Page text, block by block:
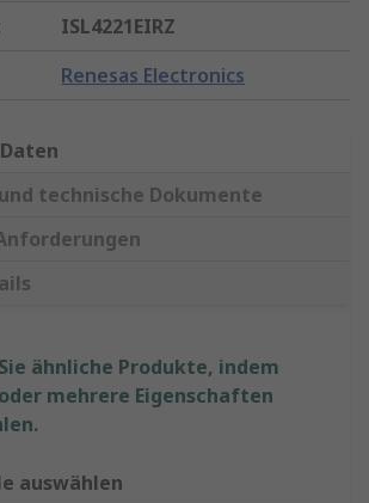
ISL4221EIRZ
Renesas Electronics
technische Dokumente
ähnliche Produkte, indem
mehrere Eigenschaften
auswählen